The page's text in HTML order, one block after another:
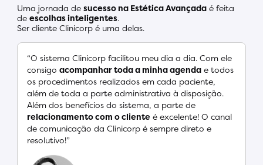
Uma jornada de sucesso na Estética Avançada é feita
de escolhas inteligentes.
Ser cliente Clinicorp é uma delas.
“O sistema Clinicorp facilitou meu dia a dia. Com ele
consigo acompanhar toda a minha agenda e todos
os procedimentos realizados em cada paciente,
além de toda a parte administrativa à disposição.
Além dos benefícios do sistema, a parte de
relacionamento com o cliente é excelente! O canal
de comunicação da Clinicorp é sempre direto e
resolutivo!”